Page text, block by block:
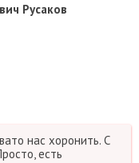
Русаков
нас хоронить. С
есть